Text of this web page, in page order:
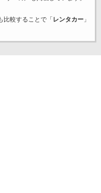
比較することで「 レンタカー」